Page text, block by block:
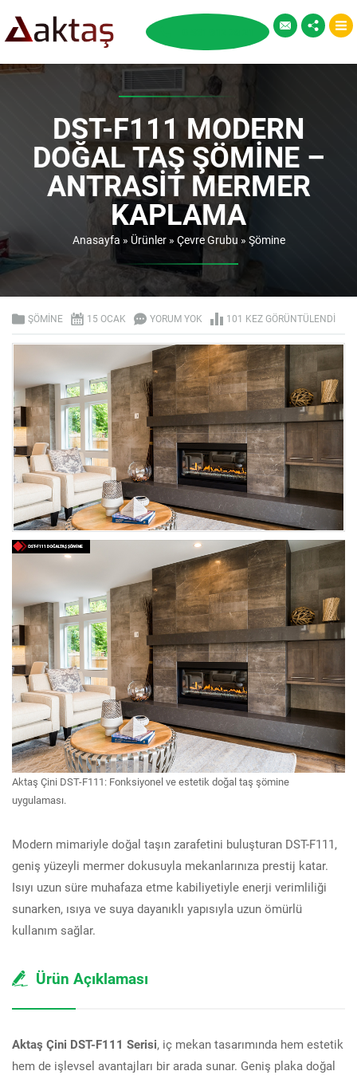
DST-F111 MODERN
DOĞAL TAŞ ŞÖMINE –
ANTRASIT MERMER
KAPLAMA
Anasayfa » Ürünler» Çevre Grubu » Şömine
ŞÖMINE 15 OCAK YORUM YOK 101 KEZ GÖRÜNTÜLENDI
Aktaş Çini DST-F111: Fonksiyonel ve estetik doğal taş şömine
uygulaması.
Modern mimariyle doğal taşın zarafetini buluşturan DST-F111,
geniş yüzeyli mermer dokusuyla mekanlarınıza prestij katar.
Isıyı uzun süre muhafaza etme kabiliyetiyle enerji verimliliği
sunarken, ısıya ve suya dayanıklı yapısıyla uzun ömürlü
kullanım sağlar.
Ürün Açıklaması
Aktaş Çini DST-F111 Serisi, iç mekan tasarımında hem estetik
hem de işlevsel avantajları bir arada sunar. Geniş plaka doğal